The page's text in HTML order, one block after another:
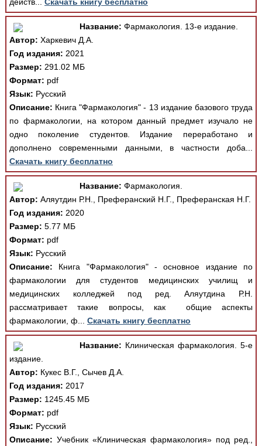
Название: Фармакология. 13-е издание.
Автор: Харкевич Д.А.
Год издания: 2021
Размер: 291.02 МБ
Формат: pdf
Язык: Русский
Описание: Книга "Фармакология" - 13 издание базового труда
по фармакологии, на котором данный предмет изучало не
одно поколение студентов. Издание переработано и
дополнено современными данными, в частности доба...
Скачать книгу бесплатно
Название: Фармакология.
Автор: Аляутдин Р.Н., Преферанский Н.Г., Преферанская Н.Г.
Год издания: 2020
Размер: 5.77 МБ
Формат: pdf
Язык: Русский
Описание: Книга "Фармакология" - основное издание по
фармакологии для студентов медицинских училищ и
медицинских колледжей под ред. Аляутдина Р.Н.
рассматривает такие вопросы, как общие аспекты
фармакологии, ф... Скачать книгу бесплатно
Название: Клиническая фармакология. 5-е
издание.
Автор: Кукес В.Г., Сычев Д.А.
Год издания: 2017
Размер: 1245.45 МБ
Формат: pdf
Язык: Русский
Описание: Учебник «Клиническая фармакология» под ред.,